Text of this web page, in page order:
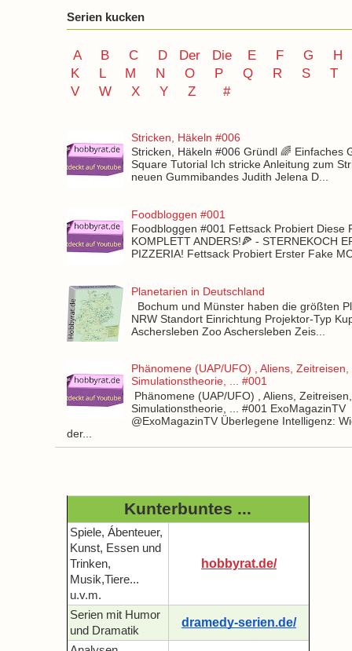
Serien kucken
A B C D Der Die E F G
H
K
L M N O P Q R S
T
V
W X Y Z #
Stricken, Häkeln #006
Stricken, Häkeln #006 Gründl 🌈 Einfaches
Square Tutorial Ich stricke Anleitung zum
neuen Gummibandes Judith Jelena D...
Foodbloggen #001
Foodbloggen #001 Fettsack Probiert Diese
KOMPLETT ANDERS!🍕 - STERNEKOCH
PIZZERIA! Fettsack Probiert Erster Fake
Planetarien in Deutschland
Bochum und Münster haben die größten
NRW Standort Einrichtung Projektor-Typ
Aschersleben Zoo Aschersleben Zeis...
Phänomene (UAP/UFO) , Aliens, Zeitreisen,
Simulationstheorie, ... #001
Phänomene (UAP/UFO) , Aliens, Zeitreisen,
Simulationstheorie, ... #001 ExoMagazinTV
@ExoMagazinTV Überlegene Intelligenz:
der...
Kunterbuntes ...
Spiele, Ábenteuer,
Kunst, Essen und
Trinken,
Musik,Tiere...
u.v.m.
hobbyrat.de/
Serien mit Humor
und Dramatik
dramedy-serien.de/